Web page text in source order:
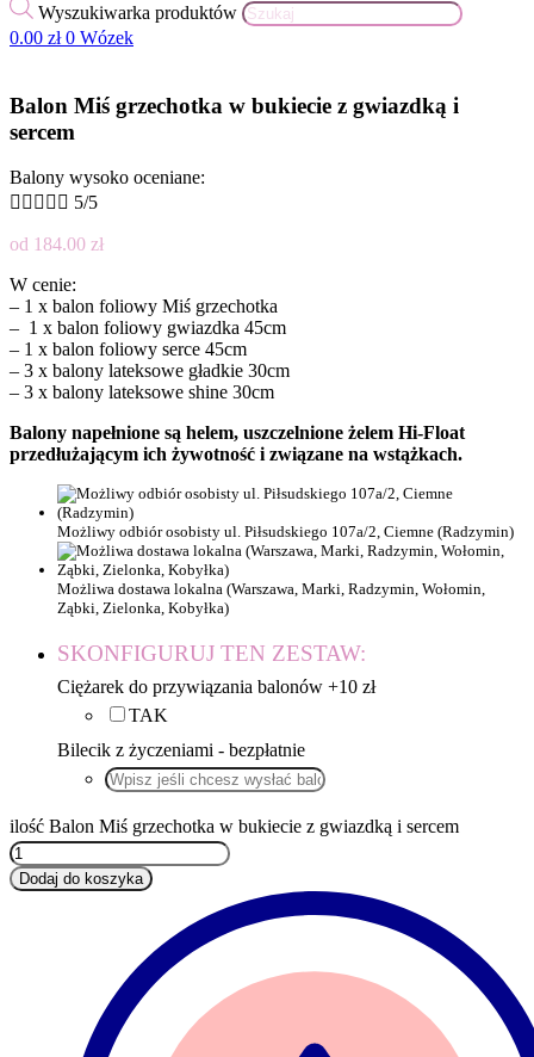
Wyszukiwarka produktów
0.00 zł 0 Wózek
Balon Miś grzechotka w bukiecie z gwiazdką i
sercem
Balony wysoko oceniane:
     5/5
od 184.00 zł
W cenie:
– 1 x balon foliowy Miś grzechotka
– 1 x balon foliowy gwiazdka 45cm
– 1 x balon foliowy serce 45cm
– 3 x balony lateksowe gładkie 30cm
– 3 x balony lateksowe shine 30cm
Balony napełnione są helem, uszczelnione żelem Hi-Float
przedłużającym ich żywotność i związane na wstążkach.
Możliwy odbiór osobisty ul. Piłsudskiego 107a/2, Ciemne (Radzymin)
Możliwa dostawa lokalna (Warszawa, Marki, Radzymin, Wołomin,
Ząbki, Zielonka, Kobyłka)
SKONFIGURUJ TEN ZESTAW:
Ciężarek do przywiązania balonów +10 zł
TAK
Bilecik z życzeniami - bezpłatnie
ilość Balon Miś grzechotka w bukiecie z gwiazdką i sercem
Dodaj do koszyka